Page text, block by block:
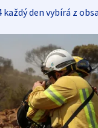
každý den vybírá z